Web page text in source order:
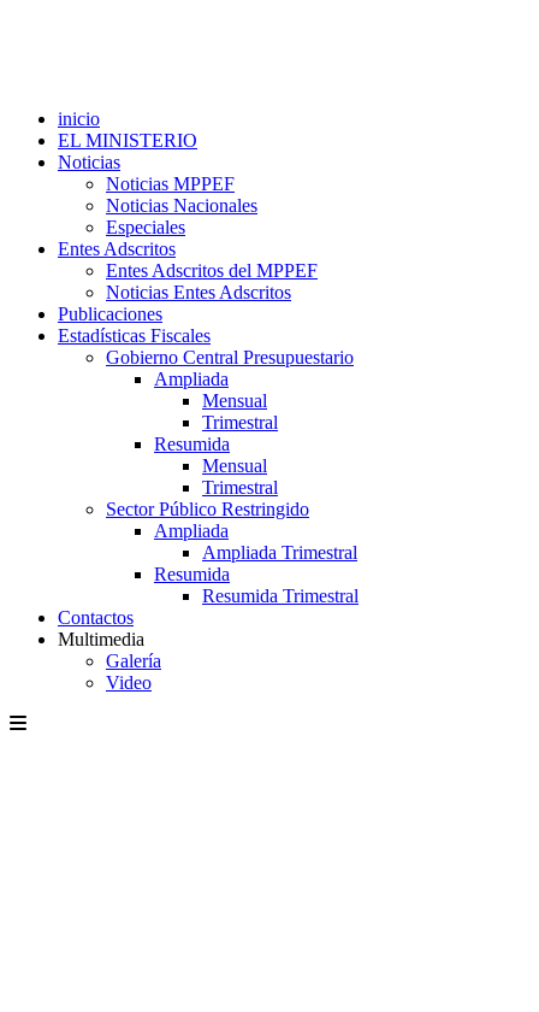
inicio
EL MINISTERIO
Noticias
Noticias MPPEF
Noticias Nacionales
Especiales
Entes Adscritos
Entes Adscritos del MPPEF
Noticias Entes Adscritos
Publicaciones
Estadísticas Fiscales
Gobierno Central Presupuestario
Ampliada
Mensual
Trimestral
Resumida
Mensual
Trimestral
Sector Público Restringido
Ampliada
Ampliada Trimestral
Resumida
Resumida Trimestral
Contactos
Multimedia
Galería
Video